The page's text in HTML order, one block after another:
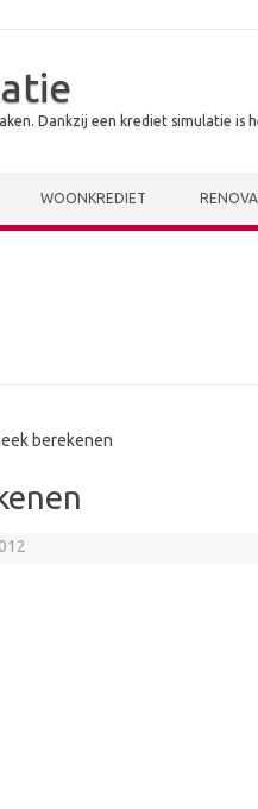
Dankzij een krediet simulatie
WOONKREDIET
berekenen